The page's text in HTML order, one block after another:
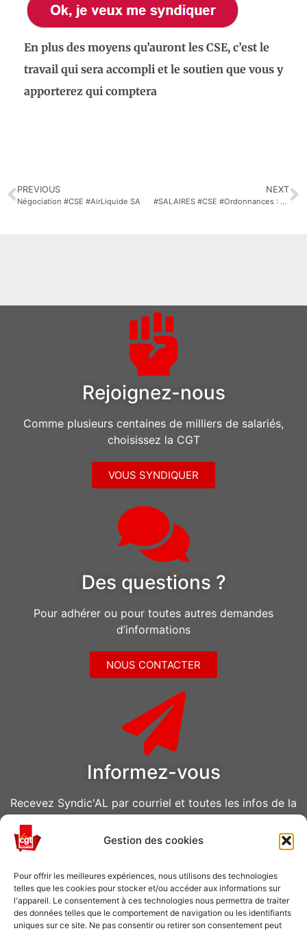
Gestion des cookies
Pour offrir les meilleures expériences, nous utilisons des technologies
telles que les cookies pour stocker et/ou accéder aux informations sur
l'appareil. Le consentement à ces technologies nous permettra de traiter
des données telles que le comportement de navigation ou les identifiants
uniques sur ce site. Ne pas consentir ou retirer son consentement peut
En plus des moyens qu’auront les CSE, c’est le
travail qui sera accompli et le soutien que vous y
apporterez qui comptera
PREVIOUS
Négociation #CSE #AirLiquide SA
NEXT
#SALAIRES #CSE #Ordonnances : Réunions d’information au personnel #AirLiquide France Industrie
Rejoignez-nous
Comme plusieurs centaines de milliers de salariés,
choisissez la CGT
VOUS SYNDIQUER
Des questions ?
Pour adhérer ou pour toutes autres demandes
d’informations
NOUS CONTACTER
Informez-vous
Recevez Syndic'AL par courriel et toutes les infos de la